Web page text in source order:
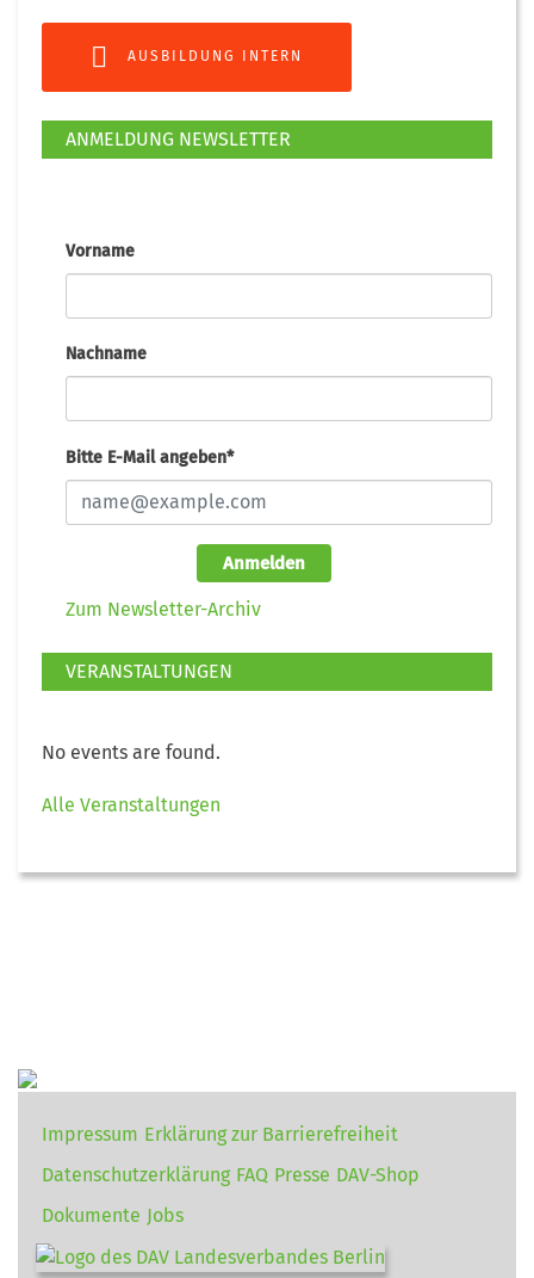
AUSBILDUNG INTERN
ANMELDUNG NEWSLETTER
Vorname
Nachname
Bitte E-Mail angeben*
Anmelden
Zum Newsletter-Archiv
VERANSTALTUNGEN
No events are found.
Alle Veranstaltungen
Impressum Erklärung zur Barrierefreiheit
Datenschutzerklärung FAQ Presse DAV-Shop
Dokumente Jobs